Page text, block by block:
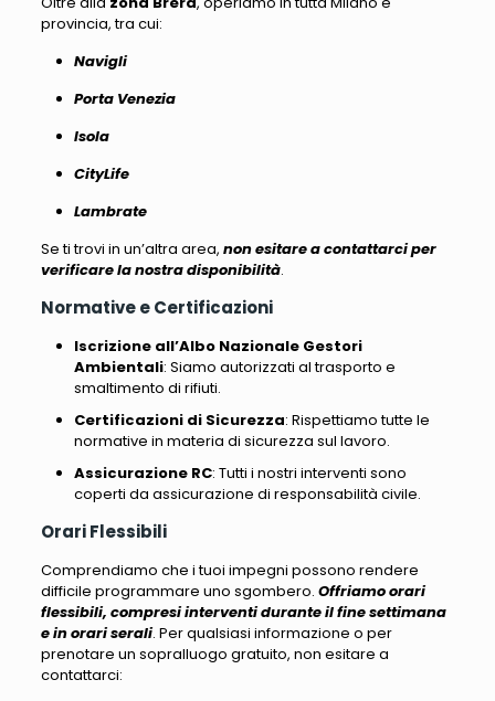
provincia, tra cui:
Navigli
Porta Venezia
Isola
CityLife
Lambrate
Se ti trovi in un’altra area, non esitare a contattarci per
verificare la nostra disponibilità.
Normative e Certificazioni
Iscrizione all’Albo Nazionale Gestori
Ambientali: Siamo autorizzati al trasporto e
smaltimento di rifiuti.
Certificazioni di Sicurezza: Rispettiamo tutte le
normative in materia di sicurezza sul lavoro.
Assicurazione RC: Tutti i nostri interventi sono
coperti da assicurazione di responsabilità civile.
Orari Flessibili
Comprendiamo che i tuoi impegni possono rendere
difficile programmare uno sgombero. Offriamo orari
flessibili, compresi interventi durante il fine settimana
e in orari serali. Per qualsiasi informazione o per
prenotare un sopralluogo gratuito, non esitare a
contattarci: